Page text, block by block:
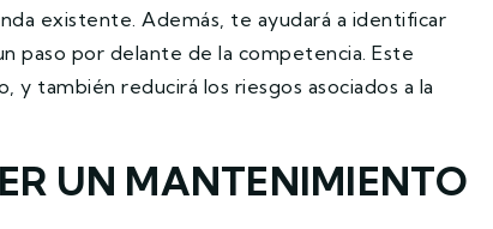
existente. Además, te ayudará a identificar
paso por delante de la competencia. Este
también reducirá los riesgos asociados a la
UN MANTENIMIENTO